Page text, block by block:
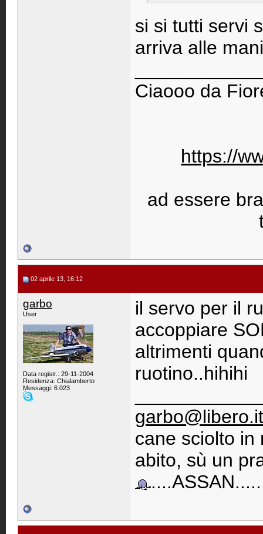
si si tutti servi
arriva alle
Ciaooo da
https://
ad essere
02 aprile 13, 16:12
garbo
User
Data registr.: 29-11-2004
Residenza: Chialamberto
Messaggi: 6.023
il servo per il
accoppiare
altrimenti
ruotino..hihihi
garbo@libero.it
cane sciolto in
abito, sù un